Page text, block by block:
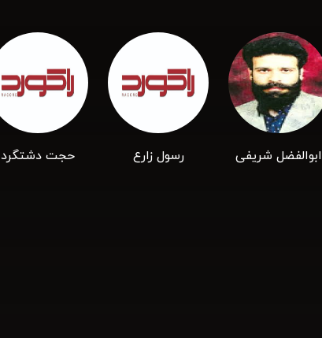
ابوالفضل شریفی رسول زارع حجت دشتگرد